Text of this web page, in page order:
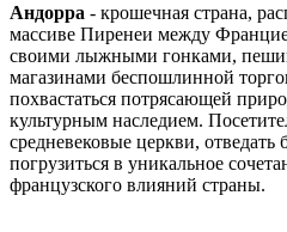
Андорра - крошечная страна,
массиве Пиренеи между
своими лыжными гонками,
магазинами беспошлинной
похвастаться потрясающей
культурным наследием.
средневековые церкви,
погрузиться в уникальное
французского влияний страны.